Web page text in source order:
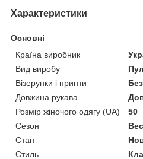
Характеристики
Основні
Країна виробник
Вид виробу
Візерунки і принти
Довжина рукава
Розмір жіночого одягу (UA)
50
Сезон
Стан
Стиль